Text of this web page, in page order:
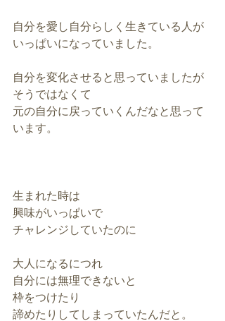
自分を愛し自分らしく生きている人が
いっぱいになっていました。
自分を変化させると思っていましたが
そうではなくて
元の自分に戻っていくんだなと思って
います。
生まれた時は
興味がいっぱいで
チャレンジしていたのに
大人になるにつれ
自分には無理できないと
枠をつけたり
諦めたりしてしまっていたんだと。